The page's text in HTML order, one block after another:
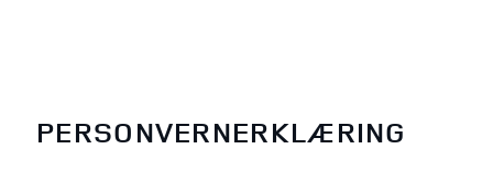
PERSONVERNERKLÆRING